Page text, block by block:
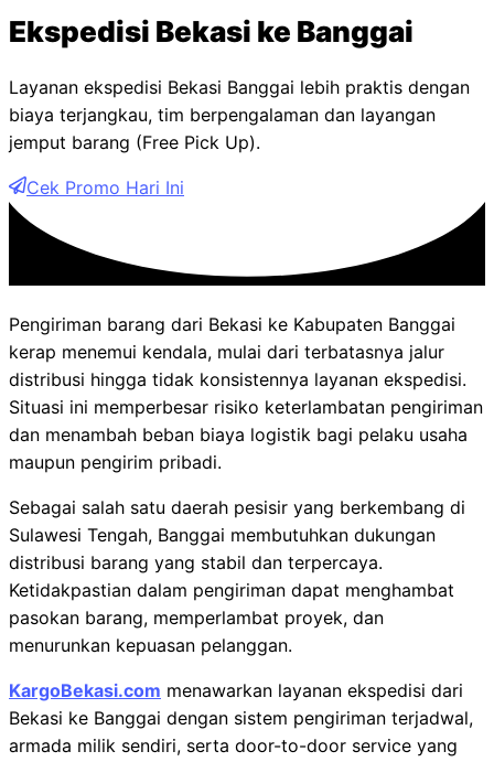
Ekspedisi Bekasi ke Banggai
Layanan ekspedisi Bekasi Banggai lebih praktis dengan
biaya terjangkau, tim berpengalaman dan layangan
jemput barang (Free Pick Up).
Cek Promo Hari Ini
Pengiriman barang dari Bekasi ke Kabupaten Banggai
kerap menemui kendala, mulai dari terbatasnya jalur
distribusi hingga tidak konsistennya layanan ekspedisi.
Situasi ini memperbesar risiko keterlambatan pengiriman
dan menambah beban biaya logistik bagi pelaku usaha
maupun pengirim pribadi.
Sebagai salah satu daerah pesisir yang berkembang di
Sulawesi Tengah, Banggai membutuhkan dukungan
distribusi barang yang stabil dan terpercaya.
Ketidakpastian dalam pengiriman dapat menghambat
pasokan barang, memperlambat proyek, dan
menurunkan kepuasan pelanggan.
KargoBekasi.com menawarkan layanan ekspedisi dari
Bekasi ke Banggai dengan sistem pengiriman terjadwal,
armada milik sendiri, serta door-to-door service yang